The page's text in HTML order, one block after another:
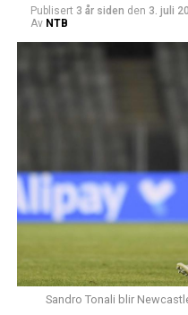
Publisert 3 år siden den 3. juli
Av NTB
Sandro Tonali blir